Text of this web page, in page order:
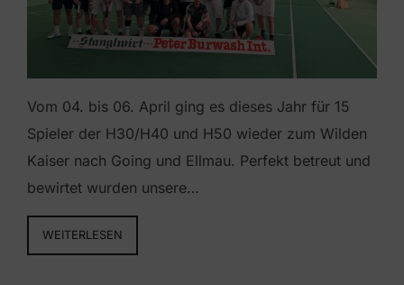
Vom 04. bis 06. April ging es dieses Jahr für 15
Spieler der H30/H40 und H50 wieder zum Wilden
Kaiser nach Going und Ellmau. Perfekt betreut und
bewirtet wurden unsere…
WEITERLESEN